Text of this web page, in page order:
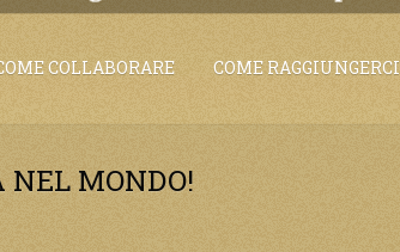
COLLABORARE COME RAGGIUNGERCI
NEL MONDO!